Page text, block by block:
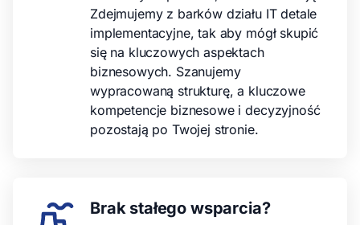
Zdejmujemy z barków działu IT detale
implementacyjne, tak aby mógł skupić
się na kluczowych aspektach
biznesowych. Szanujemy
wypracowaną strukturę, a kluczowe
kompetencje biznesowe i decyzyjność
pozostają po Twojej stronie.
Brak stałego wsparcia?